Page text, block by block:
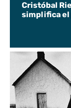
Cristóbal
simplifica el